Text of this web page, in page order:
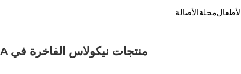
الأطفالمجلة الأصالة
منتجات نيكولاس الفاخرة في USA